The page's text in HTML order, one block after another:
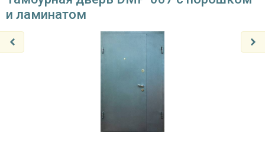
Доставка
и ламинатом